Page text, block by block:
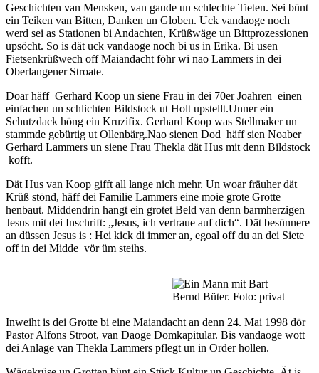
Geschichten van Mensken, van gaude un schlechte Tieten. Sei bünt
ein Teiken van Bitten, Danken un Globen. Uck vandaoge noch
werd sei as Stationen bi Andachten, Krüßwäge un Bittprozessionen
upsöcht. So is dät uck vandaoge noch bi us in Erika. Bi usen
Fietsenkrüßwech off Maiandacht föhr wi nao Lammers in dei
Oberlangener Stroate.
Doar häff Gerhard Koop un siene Frau in dei 70er Joahren einen
einfachen un schlichten Bildstock ut Holt upstellt.Unner ein
Schutzdack höng ein Kruzifix. Gerhard Koop was Stellmaker un
stammde gebürtig ut Ollenbärg.Nao sienen Dod häff sien Noaber
Gerhard Lammers un siene Frau Thekla dät Hus mit denn Bildstock
kofft.
Dät Hus van Koop gifft all lange nich mehr. Un woar fräuher dät
Krüß stönd, häff dei Familie Lammers eine moie grote Grotte
henbaut. Middendrin hangt ein grotet Beld van denn barmherzigen
Jesus mit dei Inschrift: „Jesus, ich vertraue auf dich“. Dät besünnere
an düssen Jesus is : Hei kick di immer an, egoal off du an dei Siete
off in dei Midde vör üm steihs.
Bernd Büter. Foto: privat
Inweiht is dei Grotte bi eine Maiandacht an denn 24. Mai 1998 dör
Pastor Alfons Stroot, van Daoge Domkapitular. Bis vandaoge wott
dei Anlage van Thekla Lammers pflegt un in Order hollen.